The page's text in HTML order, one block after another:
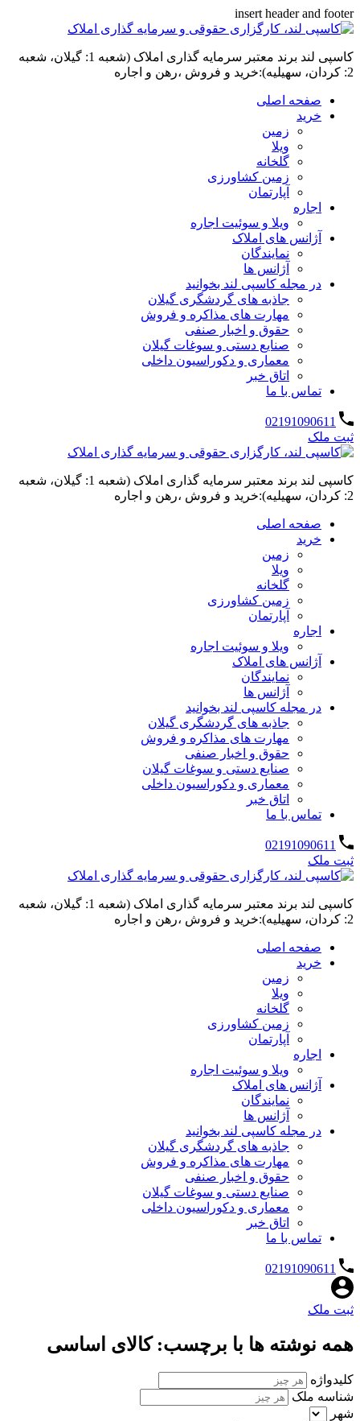
insert header and footer
کاسپی لند برند معتبر سرمایه گذاری املاک (شعبه 1: گیلان، شعبه
2: کردان، سهیلیه):خرید و فروش ،رهن و اجاره
صفحه اصلی
خرید
زمین
ویلا
گلخانه
زمین کشاورزی
آپارتمان
اجاره
ویلا و سوئیت اجاره
آژانس های املاک
نمایندگان
آژانس ها
در مجله کاسپی لند بخوانید
جاذبه های گردشگری گیلان
مهارت های مذاکره و فروش
حقوق و اخبار صنفی
صنایع دستی و سوغات گیلان
معماری و دکوراسیون داخلی
اتاق خبر
تماس با ما
02191090611
ثبت ملک
کاسپی لند برند معتبر سرمایه گذاری املاک (شعبه 1: گیلان، شعبه
2: کردان، سهیلیه):خرید و فروش ،رهن و اجاره
صفحه اصلی
خرید
زمین
ویلا
گلخانه
زمین کشاورزی
آپارتمان
اجاره
ویلا و سوئیت اجاره
آژانس های املاک
نمایندگان
آژانس ها
در مجله کاسپی لند بخوانید
جاذبه های گردشگری گیلان
مهارت های مذاکره و فروش
حقوق و اخبار صنفی
صنایع دستی و سوغات گیلان
معماری و دکوراسیون داخلی
اتاق خبر
تماس با ما
02191090611
ثبت ملک
کاسپی لند برند معتبر سرمایه گذاری املاک (شعبه 1: گیلان، شعبه
2: کردان، سهیلیه):خرید و فروش ،رهن و اجاره
صفحه اصلی
خرید
زمین
ویلا
گلخانه
زمین کشاورزی
آپارتمان
اجاره
ویلا و سوئیت اجاره
آژانس های املاک
نمایندگان
آژانس ها
در مجله کاسپی لند بخوانید
جاذبه های گردشگری گیلان
مهارت های مذاکره و فروش
حقوق و اخبار صنفی
صنایع دستی و سوغات گیلان
معماری و دکوراسیون داخلی
اتاق خبر
تماس با ما
02191090611
ثبت ملک
همه نوشته ها با برچسب: کالای اساسی
کلیدواژه
شناسه ملک
شهر